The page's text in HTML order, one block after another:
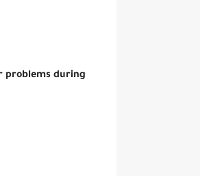
problems during